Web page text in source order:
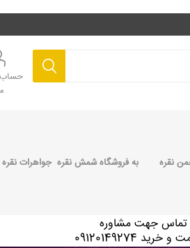
حساب
نقره به فروشگاه شمش نقره جواهرات
تماس جهت مشاوره
09120149274